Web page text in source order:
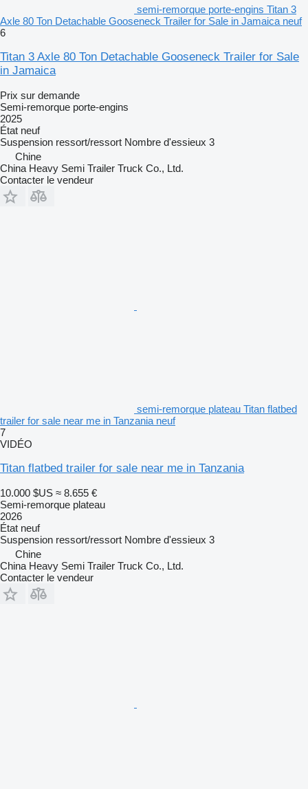
semi-remorque porte-engins Titan 3
Axle 80 Ton Detachable Gooseneck Trailer for Sale in Jamaica neuf
6
Titan 3 Axle 80 Ton Detachable Gooseneck Trailer for Sale
in Jamaica
Prix sur demande
Semi-remorque porte-engins
2025
État neuf
Suspension ressort/ressort Nombre d'essieux 3
Chine
China Heavy Semi Trailer Truck Co., Ltd.
Contacter le vendeur
semi-remorque plateau Titan flatbed
trailer for sale near me in Tanzania neuf
7
VIDÉO
Titan flatbed trailer for sale near me in Tanzania
10.000 $US ≈ 8.655 €
Semi-remorque plateau
2026
État neuf
Suspension ressort/ressort Nombre d'essieux 3
Chine
China Heavy Semi Trailer Truck Co., Ltd.
Contacter le vendeur